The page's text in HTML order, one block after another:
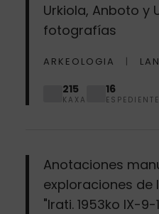
Urkiola, Anboto y
fotografías
ARKEOLOGIA
215
KAXA
16
Anotaciones
exploraciones de
"Irati. 1953ko IX-9-